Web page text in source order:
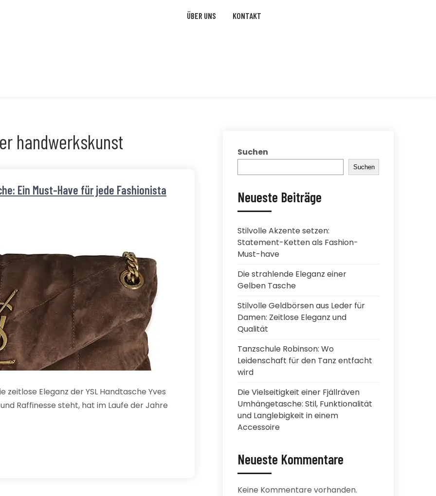
ÜBER UNS KONTAKT
handwerkskunst
Ein Must-Have für jede Fashionista
zeitlose Eleganz der YSL Handtasche Yves
Raffinesse steht, hat im Laufe der Jahre
Suchen
Suchen
Neueste Beiträge
Stilvolle Akzente setzen:
Statement-Ketten als Fashion-
Must-have
Die strahlende Eleganz einer
Gelben Tasche
Stilvolle Geldbörsen aus Leder für
Damen: Zeitlose Eleganz und
Qualität
Tanzschule Robinson: Wo
Leidenschaft für den Tanz entfacht
wird
Die Vielseitigkeit einer Fjällräven
Umhängetasche: Stil, Funktionalität
und Langlebigkeit in einem
Accessoire
Neueste Kommentare
Keine Kommentare vorhanden.